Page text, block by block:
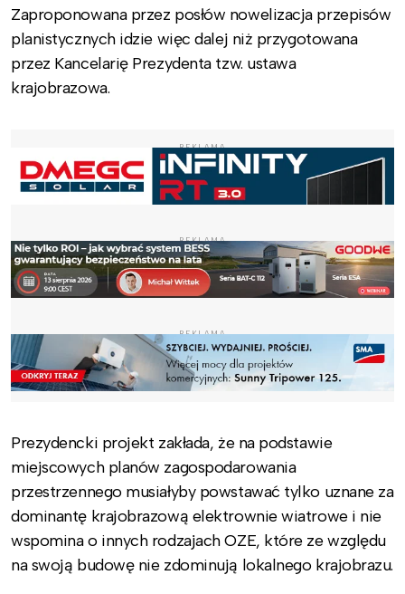
Zaproponowana przez posłów nowelizacja przepisów
planistycznych idzie więc dalej niż przygotowana
przez Kancelarię Prezydenta tzw. ustawa
krajobrazowa.
REKLAMA
REKLAMA
REKLAMA
Prezydencki projekt zakłada, że na podstawie
miejscowych planów zagospodarowania
przestrzennego musiałyby powstawać tylko uznane za
dominantę krajobrazową elektrownie wiatrowe i nie
wspomina o innych rodzajach OZE, które ze względu
na swoją budowę nie zdominują lokalnego krajobrazu.